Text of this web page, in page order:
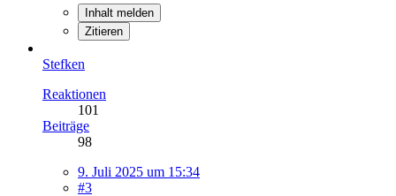
Inhalt melden
Zitieren
Stefken
Reaktionen
101
Beiträge
98
9. Juli 2025 um 15:34
#3